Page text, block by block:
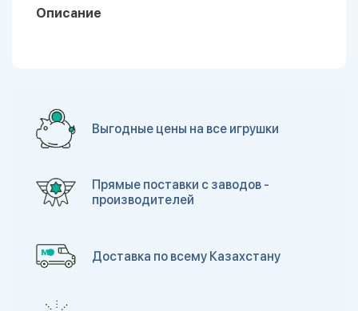
Описание
Выгодные цены на все игрушки
Прямые поставки с заводов -
производителей
Доставка по всему Казахстану